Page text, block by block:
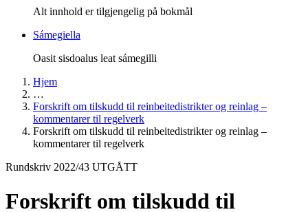
Alt innhold er tilgjengelig på bokmål
Sámegiella
Oasit sisdoalus leat sámegilli
Hjem
…
Forskrift om tilskudd til reinbeitedistrikter og reinlag –
kommentarer til regelverk
Forskrift om tilskudd til reinbeitedistrikter og reinlag –
kommentarer til regelverk
Rundskriv 2022/43 UTGÅTT
Forskrift om tilskudd til